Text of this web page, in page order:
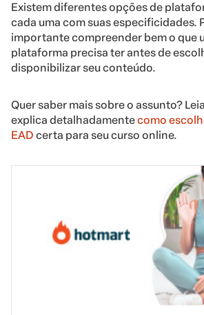
Existem diferentes opções de
cada uma com suas especificidades.
importante compreender bem o que
plataforma precisa ter antes de
disponibilizar seu conteúdo.
Quer saber mais sobre o assunto?
explica detalhadamentecomo
EAD certa para seu curso online.